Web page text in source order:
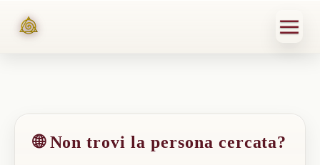
🌐 Non trovi la persona cercata?